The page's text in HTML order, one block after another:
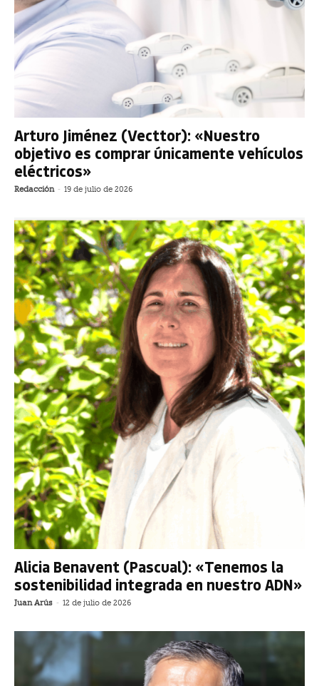
Arturo Jiménez (Vecttor): «Nuestro
objetivo es comprar únicamente vehículos
eléctricos»
Redacción - 19 de julio de 2026
Alicia Benavent (Pascual): «Tenemos la
sostenibilidad integrada en nuestro ADN»
Juan Arús - 12 de julio de 2026